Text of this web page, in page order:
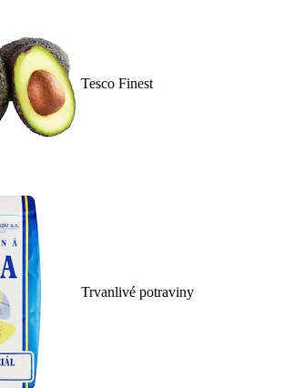
Tesco Finest
Trvanlivé potraviny